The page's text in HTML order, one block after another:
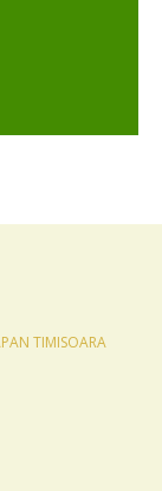
TIMISOARA